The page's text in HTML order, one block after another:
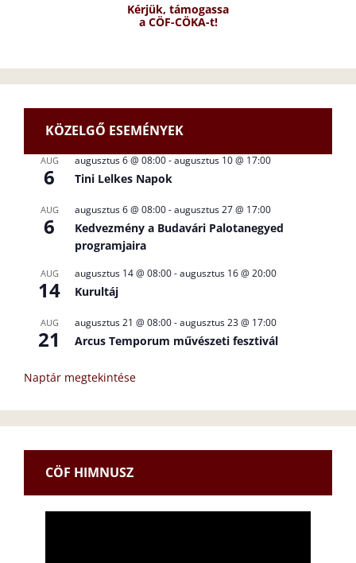
Kérjük, támogassa
a CÖF-CÖKA-t!
KÖZELGŐ ESEMÉNYEK
AUG
6
augusztus 6 @ 08:00-augusztus 10 @ 17:00
Tini Lelkes Napok
AUG
6
augusztus 6 @ 08:00-augusztus 27 @ 17:00
Kedvezmény a Budavári Palotanegyed
programjaira
AUG
14
augusztus 14 @ 08:00-augusztus 16 @ 20:00
Kurultáj
AUG
21
augusztus 21 @ 08:00-augusztus 23 @ 17:00
Arcus Temporum művészeti fesztivál
Naptár megtekintése
CÖF HIMNUSZ